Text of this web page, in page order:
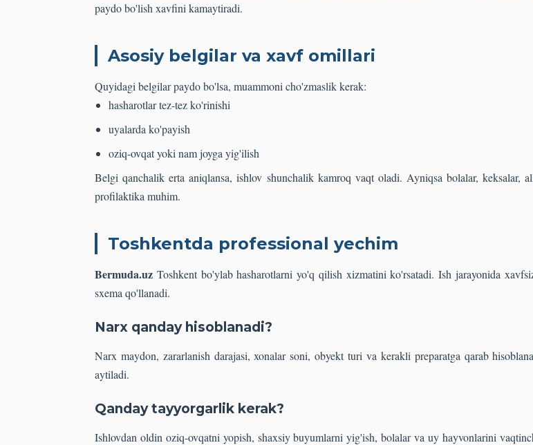
paydo bo'lish xavfini kamaytiradi.
Asosiy belgilar va xavf omillari
Quyidagi belgilar paydo bo'lsa, muammoni cho'zmaslik kerak:
hasharotlar tez-tez ko'rinishi
uyalarda ko'payish
oziq-ovqat yoki nam joyga yig'ilish
Belgi qanchalik erta aniqlansa, ishlov shunchalik kamroq vaqt oladi. Ayniqsa bolalar, keksalar,
profilaktika muhim.
Toshkentda professional yechim
Bermuda.uz Toshkent bo'ylab hasharotlarni yo'q qilish xizmatini ko'rsatadi. Ish jarayonida
sxema qo'llanadi.
Narx qanday hisoblanadi?
Narx maydon, zararlanish darajasi, xonalar soni, obyekt turi va kerakli preparatga qarab
aytiladi.
Qanday tayyorgarlik kerak?
Ishlovdan oldin oziq-ovqatni yopish, shaxsiy buyumlarni yig'ish, bolalar va uy hayvonlarini